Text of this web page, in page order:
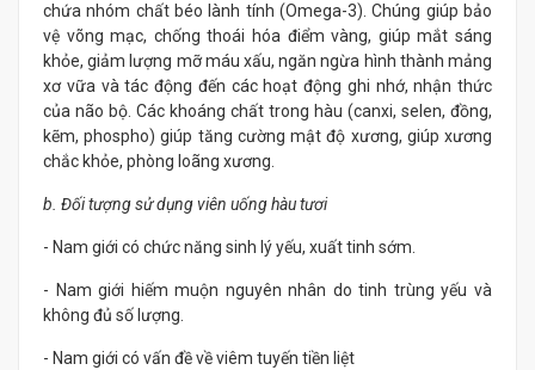
chứa nhóm chất béo lành tính (Omega-3). Chúng giúp bảo
vệ võng mạc, chống thoái hóa điểm vàng, giúp mắt sáng
khỏe, giảm lượng mỡ máu xấu, ngăn ngừa hình thành mảng
xơ vữa và tác động đến các hoạt động ghi nhớ, nhận thức
của não bộ. Các khoáng chất trong hàu (canxi, selen, đồng,
kẽm, phospho) giúp tăng cường mật độ xương, giúp xương
chắc khỏe, phòng loãng xương.
b. Đối tượng sử dụng viên uống hàu tươi
- Nam giới có chức năng sinh lý yếu, xuất tinh sớm.
- Nam giới hiếm muộn nguyên nhân do tinh trùng yếu và
không đủ số lượng.
- Nam giới có vấn đề về viêm tuyến tiền liệt